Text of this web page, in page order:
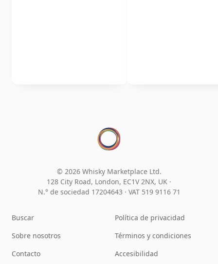
© 2026 Whisky Marketplace Ltd.
128 City Road, London, EC1V 2NX, UK ·
N.° de sociedad 17204643 · VAT 519 9116 71
Buscar
Sobre nosotros
Contacto
Política de privacidad
Términos y condiciones
Accesibilidad